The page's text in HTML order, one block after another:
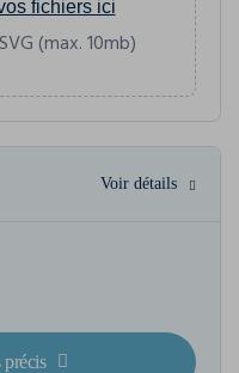
fichiers ici
(max. 10mb)
Voir détails